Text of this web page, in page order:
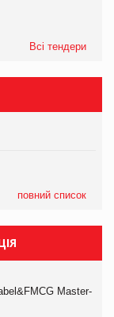
Всі тендери
повний список
Master-